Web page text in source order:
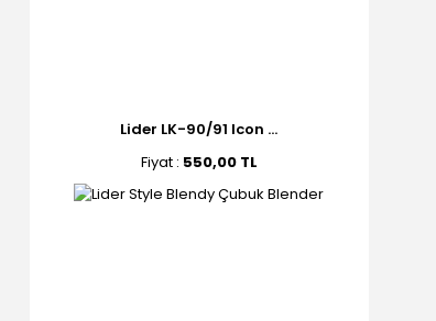
Lider LK-90/91 Icon ...
Fiyat : 550,00 TL